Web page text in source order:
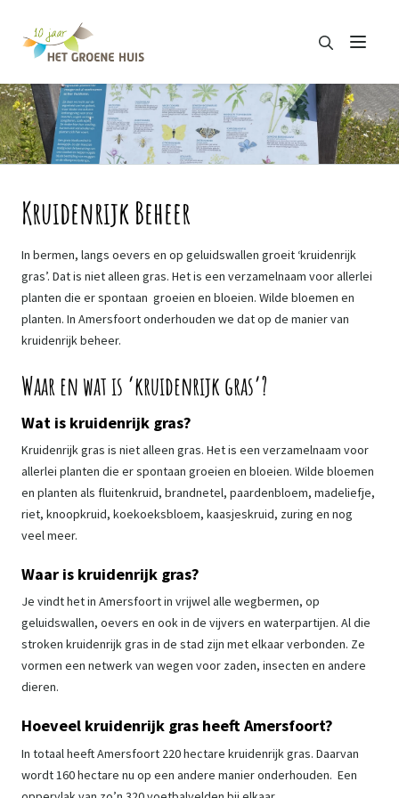
Menu
Zoeken
Kruidenrijk Beheer
In bermen, langs oevers en op geluidswallen groeit ‘kruidenrijk
gras’. Dat is niet alleen gras. Het is een verzamelnaam voor allerlei
planten die er spontaan groeien en bloeien. Wilde bloemen en
planten. In Amersfoort onderhouden we dat op de manier van
kruidenrijk beheer.
Waar en wat is ‘kruidenrijk gras’?
Wat is kruidenrijk gras?
Kruidenrijk gras is niet alleen gras. Het is een verzamelnaam voor
allerlei planten die er spontaan groeien en bloeien. Wilde bloemen
en planten als fluitenkruid, brandnetel, paardenbloem, madeliefje,
riet, knoopkruid, koekoeksbloem, kaasjeskruid, zuring en nog
veel meer.
Waar is kruidenrijk gras?
Je vindt het in Amersfoort in vrijwel alle wegbermen, op
geluidswallen, oevers en ook in de vijvers en waterpartijen. Al die
stroken kruidenrijk gras in de stad zijn met elkaar verbonden. Ze
vormen een netwerk van wegen voor zaden, insecten en andere
dieren.
Hoeveel kruidenrijk gras heeft Amersfoort?
In totaal heeft Amersfoort 220 hectare kruidenrijk gras. Daarvan
wordt 160 hectare nu op een andere manier onderhouden. Een